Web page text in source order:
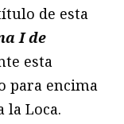
de esta
I de
esta
para encima
la Loca.